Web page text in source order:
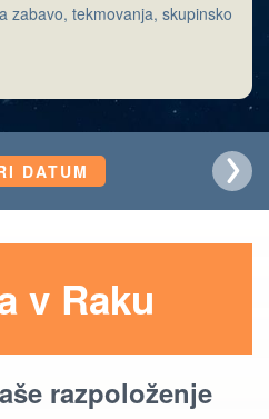
zabavo, tekmovanja, skupinsko
DATUM
v Raku
razpoloženje